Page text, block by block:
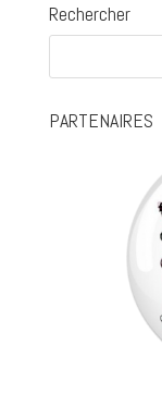
Rechercher
PARTENAIRES